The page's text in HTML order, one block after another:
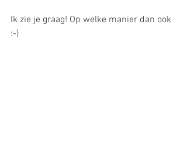
Ik zie je graag! Op welke manier dan ook
:-)